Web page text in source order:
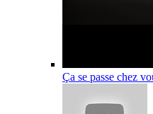
Ça se passe chez